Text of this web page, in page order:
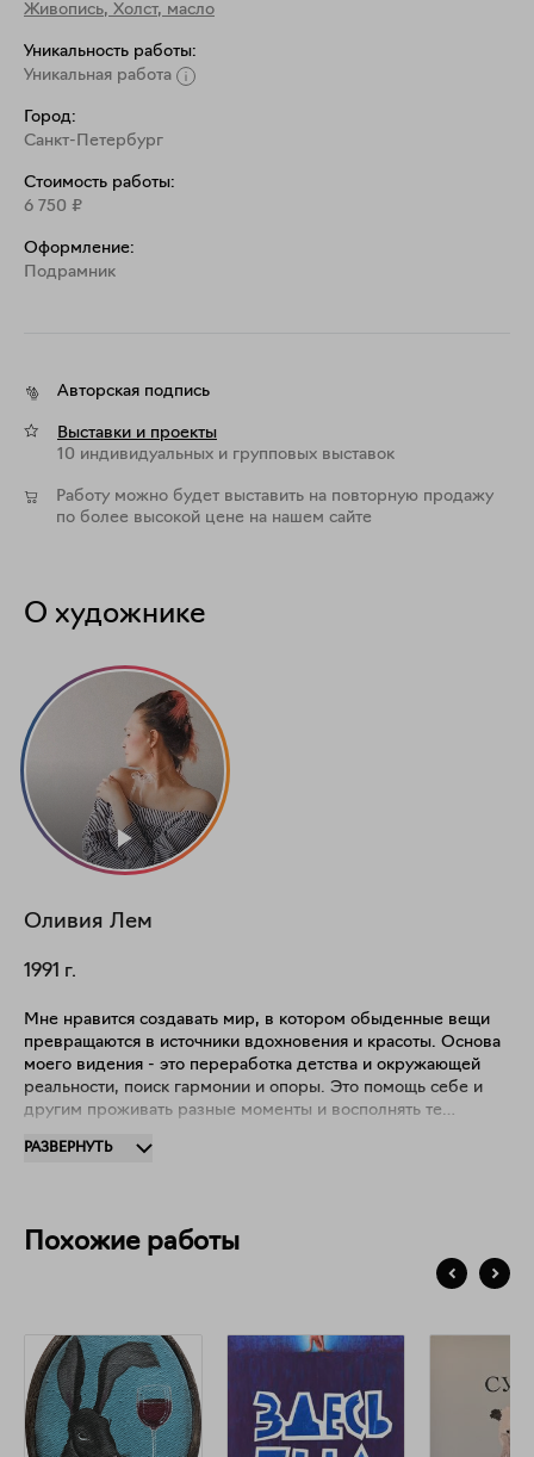
Живопись, Холст, масло
Уникальность работы:
Уникальная работа
Город:
Санкт-Петербург
Стоимость работы:
6 750 ₽
Оформление:
Подрамник
Авторская подпись
Выставки и проекты
10 индивидуальных и групповых выставок
Работу можно будет выставить на повторную продажу
по более высокой цене на нашем сайте
О художнике
Оливия Лем
1991 г.
Мне нравится создавать мир, в котором обыденные вещи
превращаются в источники вдохновения и красоты. Основа
моего видения - это переработка детства и окружающей
реальности, поиск гармонии и опоры. Это помощь себе и
другим проживать разные моменты и восполнять те
уголок, где можно продолжать жить в розовых очках.
РАЗВЕРНУТЬ
Похожие работы